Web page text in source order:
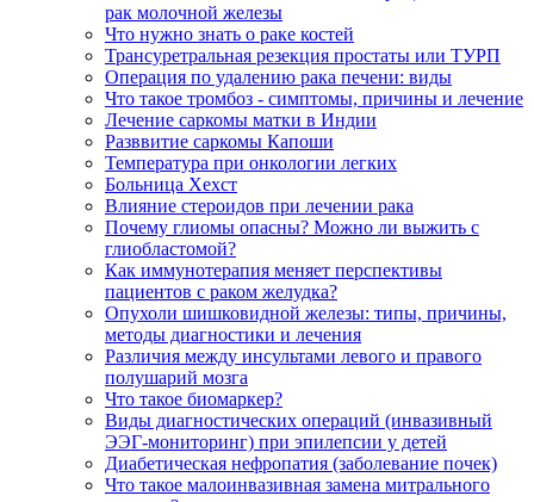
рак молочной железы
Что нужно знать о раке костей
Трансуретральная резекция простаты или ТУРП
Операция по удалению рака печени: виды
Что такое тромбоз - симптомы, причины и лечение
Лечение саркомы матки в Индии
Разввитие саркомы Капоши
Температура при онкологии легких
Больница Хехст
Влияние стероидов при лечении рака
Почему глиомы опасны? Можно ли выжить с
глиобластомой?
Как иммунотерапия меняет перспективы
пациентов с раком желудка?
Опухоли шишковидной железы: типы, причины,
методы диагностики и лечения
Различия между инсультами левого и правого
полушарий мозга
Что такое биомаркер?
Виды диагностических операций (инвазивный
ЭЭГ-мониторинг) при эпилепсии у детей
Диабетическая нефропатия (заболевание почек)
Что такое малоинвазивная замена митрального